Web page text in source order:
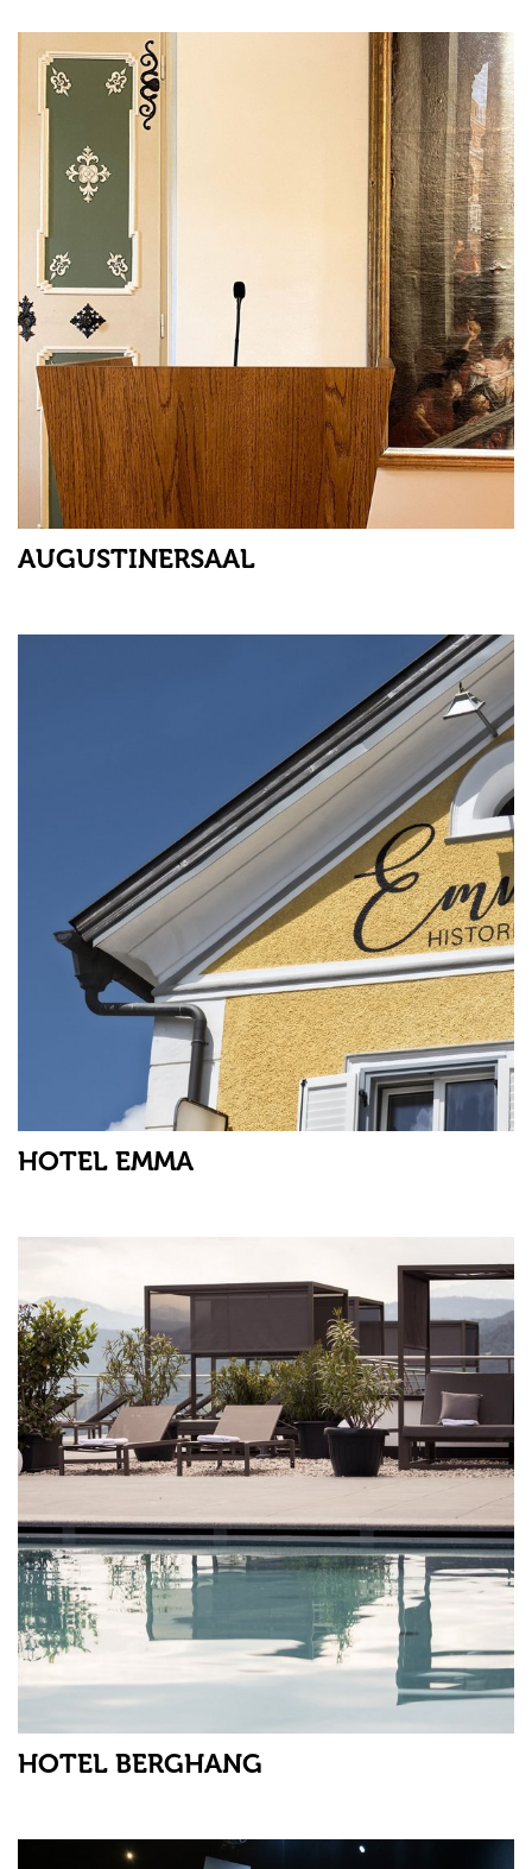
AUGUSTINERSAAL
HOTEL EMMA
HOTEL BERGHANG